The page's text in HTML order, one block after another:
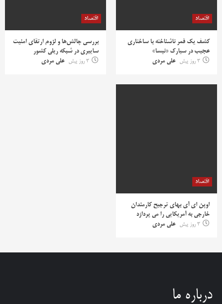
اقتصاد
کشف یک قمر ناشناخته با ساختاری
عجیب در سیارک «نیسا»
3 روز پیش
علی مردی
اقتصاد
بررسی چالش‌ها و لزوم ارتقای امنیت
سایبری در شبکه ریلی کشور
3 روز پیش
علی مردی
اقتصاد
اوپن ای آی بهای ترجیح کارمندان
خارجی به آمریکایی را می پردازد
3 روز پیش
علی مردی
درباره ما